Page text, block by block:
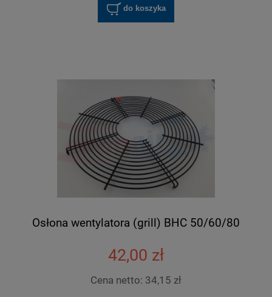
do koszyka
Osłona wentylatora (grill) BHC 50/60/80
42,00 zł
Cena netto: 34,15 zł